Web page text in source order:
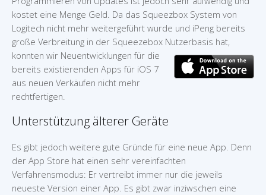
kostet eine Menge Geld. Da das Squeezbox System von
Logitech nicht mehr weitergeführt wurde und iPeng bereits
große Verbreitung in der Squeezebox Nutzerbasis hat,
konnten wir Neuentwicklungen für die
bereits existierenden Apps für iOS 7
aus neuen Verkäufen nicht mehr
rechtfertigen.
Unterstützung älterer Geräte
Es gibt jedoch weitere gute Gründe für eine neue App. Denn
der App Store hat einen sehr vereinfachten
Verfahrensmodus: Er vertreibt immer nur die jeweils
neueste Version einer App. Es gibt zwar inziwschen eine